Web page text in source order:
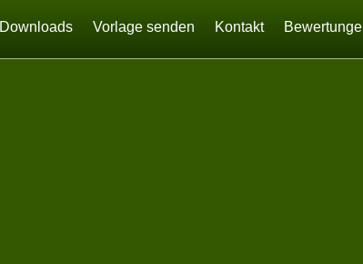
Downloads Vorlage senden Kontakt